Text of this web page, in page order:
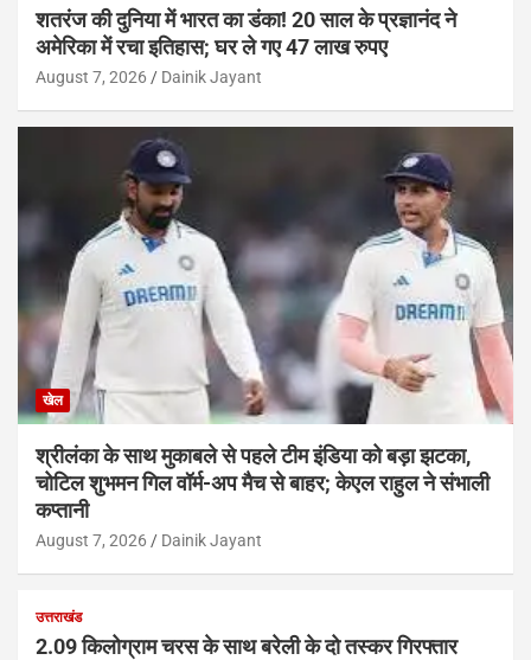
शतरंज की दुनिया में भारत का डंका! 20 साल के प्रज्ञानंद ने
अमेरिका में रचा इतिहास; घर ले गए 47 लाख रुपए
August 7, 2026 Dainik Jayant
खेल
श्रीलंका के साथ मुकाबले से पहले टीम इंडिया को बड़ा झटका,
चोटिल शुभमन गिल वॉर्म-अप मैच से बाहर; केएल राहुल ने संभाली
कप्तानी
August 7, 2026 Dainik Jayant
उत्तराखंड
2.09 किलोग्राम चरस के साथ बरेली के दो तस्कर गिरफ्तार